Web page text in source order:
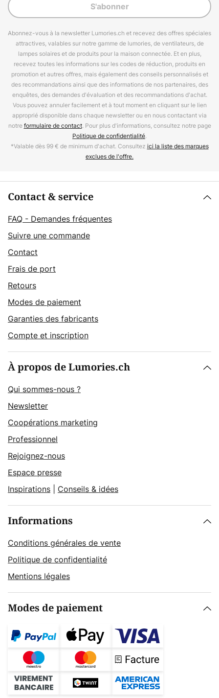
S'abonner
Abonnez-vous à la newsletter Lumories.ch et recevez des offres spéciales
attractives, valables sur notre gamme de lumories, de ventilateurs, de
lampes solaires et de produits pour la maison connectée. Et en plus,
recevez toutes les informations sur les codes de réduction, produits en
promotion et autres offres, mais également des conseils personnalisés et
des recommandations ainsi que des informations de nos partenaires, des
enquêtes, des demandes d'évaluation et des recommandations d'achat.
Vous pouvez annuler facilement et à tout moment en cliquant sur le lien
approprié disponible dans chaque newsletter ou en nous contactant via
notreformulaire de contact. Pour plus d'informations, consultez notre page
Politique de confidentialité.
*Valable dès 99 € de minimum d'achat. Consultez ici la liste des marques
exclues de l'offre.
Contact & service
FAQ - Demandes fréquentes
Suivre une commande
Contact
Frais de port
Retours
Modes de paiement
Garanties des fabricants
Compte et inscription
À propos de Lumories.ch
Qui sommes-nous ?
Newsletter
Coopérations marketing
Professionnel
Rejoignez-nous
Espace presse
Inspirations
Conseils & idées
Informations
Conditions générales de vente
Politique de confidentialité
Mentions légales
Modes de paiement